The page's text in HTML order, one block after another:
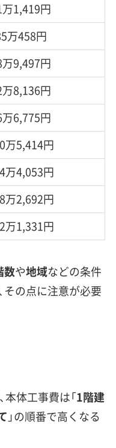
1,419円
万458円
9,497円
8,136円
6,775円
万5,414円
万4,053円
万2,692円
万1,331円
数や地域などの条件
その点に注意が必要
体工事費は「1階建
」の順番で高くなる